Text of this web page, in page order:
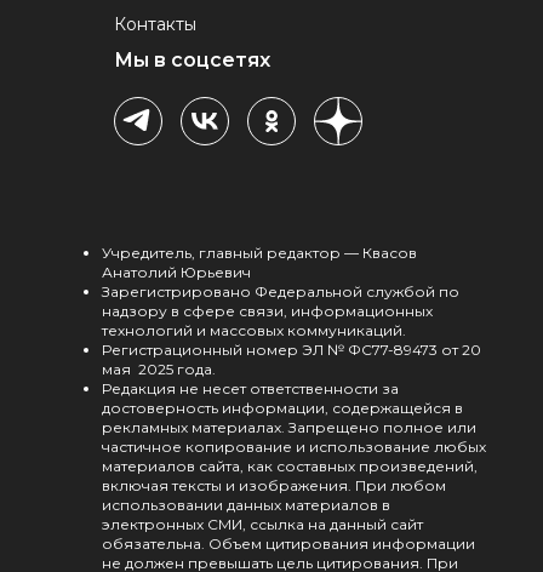
Контакты
Мы в соцсетях
Учредитель, главный редактор — Квасов
Анатолий Юрьевич
Зарегистрировано Федеральной службой по
надзору в сфере связи, информационных
технологий и массовых коммуникаций.
Регистрационный номер ЭЛ № ФС77-89473 от 20
мая 2025 года.
Редакция не несет ответственности за
достоверность информации, содержащейся в
рекламных материалах. Запрещено полное или
частичное копирование и использование любых
материалов сайта, как составных произведений,
включая тексты и изображения. При любом
использовании данных материалов в
электронных СМИ, ссылка на данный сайт
обязательна. Объем цитирования информации
не должен превышать цель цитирования. При